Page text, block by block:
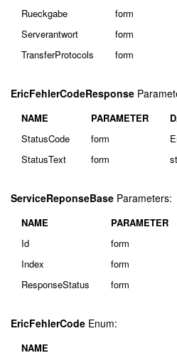
Rueckgabe
form
Serverantwort
form
TransferProtocols
form
EricFehlerCodeResponse
NAME PARAMETER
StatusCode
form
StatusText
form
ServiceReponseBase Parameters:
NAME PARAMETER
Id
form
Index
form
ResponseStatus
form
EricFehlerCode Enum:
NAME